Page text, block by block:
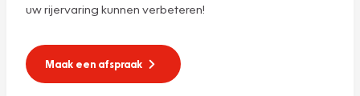
uw rijervaring kunnen verbeteren!
Maak een afspraak